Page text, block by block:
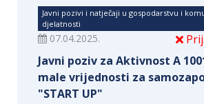
Javni pozivi i natječaji u gospodarstvu i
djelatnosti
07.04.2025.
Javni poziv za Aktivnost A
male vrijednosti za
"START UP"